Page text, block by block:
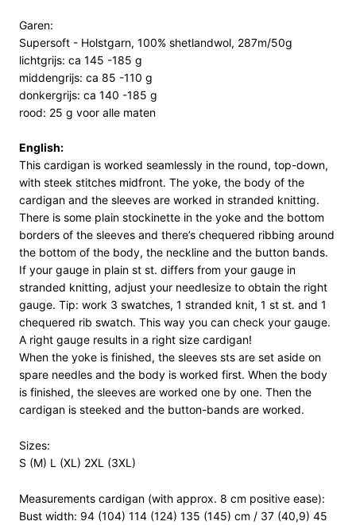
Garen:
Supersoft - Holstgarn, 100% shetlandwol, 287m/50g
lichtgrijs: ca 145 -185 g
middengrijs: ca 85 -110 g
donkergrijs: ca 140 -185 g
rood: 25 g voor alle maten
English:
This cardigan is worked seamlessly in the round, top-down,
with steek stitches midfront. The yoke, the body of the
cardigan and the sleeves are worked in stranded knitting.
There is some plain stockinette in the yoke and the bottom
borders of the sleeves and there’s chequered ribbing around
the bottom of the body, the neckline and the button bands.
If your gauge in plain st st. differs from your gauge in
stranded knitting, adjust your needlesize to obtain the right
gauge. Tip: work 3 swatches, 1 stranded knit, 1 st st. and 1
chequered rib swatch. This way you can check your gauge.
A right gauge results in a right size cardigan!
When the yoke is finished, the sleeves sts are set aside on
spare needles and the body is worked first. When the body
is finished, the sleeves are worked one by one. Then the
cardigan is steeked and the button-bands are worked.
Sizes:
S (M) L (XL) 2XL (3XL)
Measurements cardigan (with approx. 8 cm positive ease):
Bust width: 94 (104) 114 (124) 135 (145) cm / 37 (40,9) 45